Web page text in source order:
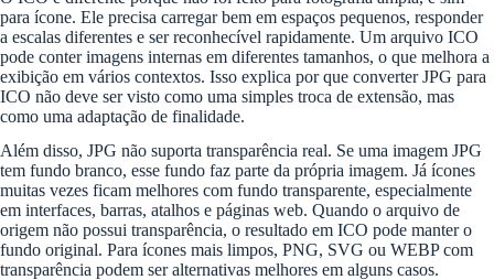
para ícone. Ele precisa carregar bem em espaços pequenos, responder
a escalas diferentes e ser reconhecível rapidamente. Um arquivo ICO
pode conter imagens internas em diferentes tamanhos, o que melhora a
exibição em vários contextos. Isso explica por que converter JPG para
ICO não deve ser visto como uma simples troca de extensão, mas
como uma adaptação de finalidade.
Além disso, JPG não suporta transparência real. Se uma imagem JPG
tem fundo branco, esse fundo faz parte da própria imagem. Já ícones
muitas vezes ficam melhores com fundo transparente, especialmente
em interfaces, barras, atalhos e páginas web. Quando o arquivo de
origem não possui transparência, o resultado em ICO pode manter o
fundo original. Para ícones mais limpos, PNG, SVG ou WEBP com
transparência podem ser alternativas melhores em alguns casos.